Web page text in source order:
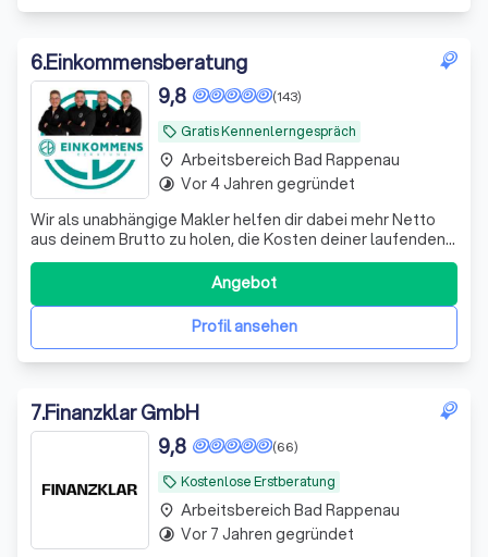
6.Einkommensberatung
local_offer Gratis Kennenlerngespräch
(143)
9,8
Wir als unabhängige Makler helfen dir dabei mehr Netto
aus deinem Brutto zu holen, die Kosten deiner laufenden
Verträge zu reduzieren und deine Rentenlücke zu
Profil ansehen
Angebot
place Arbeitsbereich Bad Rappenau
timelapse Vor 4 Jahren gegründet
7.Finanzklar GmbH
local_offer Kostenlose Erstberatung
(66)
9,8
place Arbeitsbereich Bad Rappenau
timelapse Vor 7 Jahren gegründet